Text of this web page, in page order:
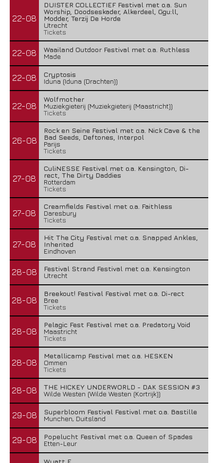
22-08
DUISTER COLLECTIEF Festival met o.a. Sun
Worship, Doodseskader, Alkerdeel, Ggu:ll,
Modder, Terzij De Horde
Utrecht
Tickets
22-08
Waailand Outdoor Festival met o.a. Ruthless
Made
22-08
Cryptosis
Iduna (Iduna (Drachten))
22-08
Wolfmother
Muziekgieterij (Muziekgieterij (Maastricht))
Tickets
26-08
Rock en Seine Festival met o.a. Nick Cave & the
Bad Seeds, Deftones, Interpol
Parijs
Tickets
27-08
CuliNESSE Festival met o.a. Kensington, Di-
rect, The Dirty Daddies
Rotterdam
Tickets
27-08
Creamfields Festival met o.a. Faithless
Daresbury
Tickets
27-08
Hit The City Festival met o.a. Snapped Ankles,
Inherited
Eindhoven
28-08
Festival Strand Festival met o.a. Kensington
Utrecht
28-08
Breekout! Festival Festival met o.a. Di-rect
Bree
Tickets
28-08
Pelagic Fest Festival met o.a. Predatory Void
Maastricht
Tickets
28-08
Metallicamp Festival met o.a. HESKEN
Ommen
Tickets
28-08
THE HICKEY UNDERWORLD - DAK SESSION #3
Wilde Westen (Wilde Westen (Kortrijk))
29-08
Superbloom Festival Festival met o.a. Bastille
Munchen, Duitsland
29-08
Popelucht Festival met o.a. Queen of Spades
Etten-Leur
Wyatt E.